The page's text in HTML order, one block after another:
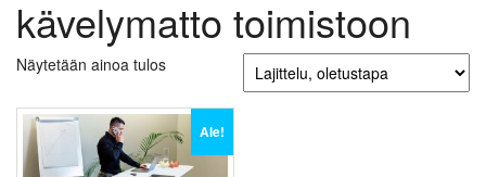
kävelymatto toimistoon
Näytetään ainoa tulos
Ale!